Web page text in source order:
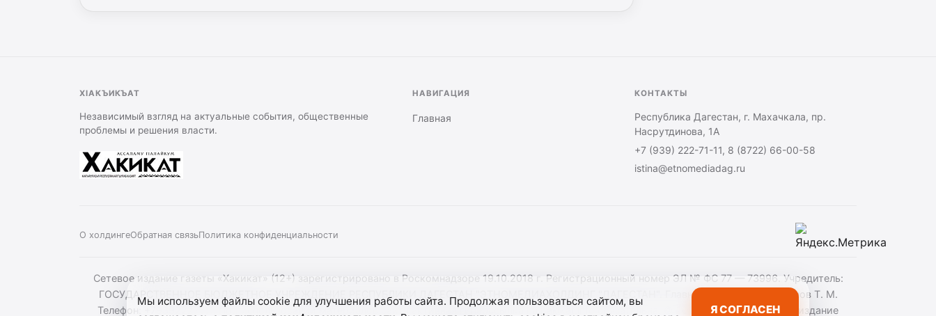
ХIАКЪИКЪАТ
Независимый взгляд на актуальные события, общественные
проблемы и решения власти.
НАВИГАЦИЯ
Главная
КОНТАКТЫ
Республика Дагестан, г. Махачкала, пр.
Насрутдинова, 1А
+7 (939) 222-71-11, 8 (8722) 66-00-58
istina@etnomediadag.ru
О холдингеОбратная связьПолитика конфиденциальности
Сетевое издание газеты «Хакикат» (12+) зарегистрировано в Роскомнадзоре 19.10.2018 г. Регистрационный номер ЭЛ № ФС 77 — 73996. Учредитель:
ГОСУДАРСТВЕННОЕ БЮДЖЕТНОЕ УЧРЕЖДЕНИЕ РЕСПУБЛИКИ ДАГЕСТАН "ЭТНОМЕДИАХОЛДИНГ "ДАГЕСТАН". Главный редактор — Гасанов Т. М.
Телефон: +79392227111. При использовании материалов сайта активная гиперссылка на hakikat.info обязательна. ©️ 2018-2023 РД «Сетевое издание
Мы используем файлы cookie для улучшения работы сайта. Продолжая пользоваться сайтом, вы
Я СОГЛАСЕН